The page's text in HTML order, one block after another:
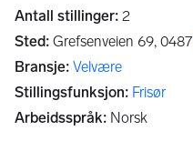
Antall stillinger: 2
Sted: Grefsenveien 69, 0487
Bransje: Velvære
Stillingsfunksjon: Frisør
Arbeidsspråk: Norsk